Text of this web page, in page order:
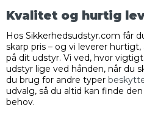
Kvalitet og hurtig
Hos Sikkerhedsudstyr.com får
skarp pris – og vi leverer
på dit udstyr. Vi ved, hvor
udstyr lige ved hånden, når du
du brug for andre typer
udvalg, så du altid kan finde
behov.